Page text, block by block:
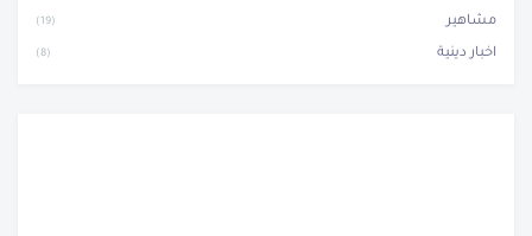
مشاهير (19)
اخبار دينية (8)